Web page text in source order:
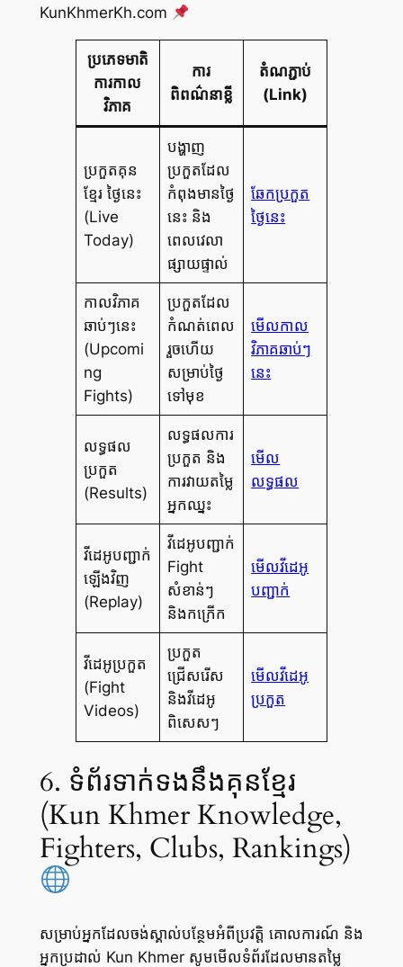
KunKhmerKh.com
ប្រភេទមាតិ
ការកាល
វិភាគ
ការ
ពិពណ៌នា​ខ្លី
តំណភ្ជាប់
(Link)
ប្រកួតគុន
ខ្មែរ ថ្ងៃនេះ
(Live
Today)
បង្ហាញ
ប្រកួតដែល
កំពុងមានថ្ងៃ
នេះ និង
ពេលវេលា
ផ្សាយផ្ទាល់
ឆែកប្រកួត
ថ្ងៃនេះ
កាលវិភាគ
ឆាប់ៗនេះ
(Upcomi
ng
Fights)
ប្រកួតដែល
កំណត់ពេល
រួចហើយ
សម្រាប់ថ្ងៃ
ទៅមុខ
មើលកាល
វិភាគឆាប់ៗ
នេះ
លទ្ធផល
ប្រកួត
(Results)
លទ្ធផលការ
ប្រកួត និង
ការវាយតម្លៃ
អ្នកឈ្នះ
មើល
លទ្ធផល
វីដេអូបញ្ជាក់
ឡើងវិញ
(Replay)
វីដេអូបញ្ជាក់
Fight
សំខាន់ៗ
និងកក្រើក
មើលវីដេអូ
បញ្ជាក់
វីដេអូប្រកួត
(Fight
Videos)
ប្រកួត
ជ្រើសរើស
និងវីដេអូ
ពិសេសៗ
មើលវីដេអូ
ប្រកួត
6. ទំព័រទាក់ទងនឹងគុនខ្មែរ
(Kun Khmer Knowledge,
Fighters, Clubs, Rankings)
សម្រាប់អ្នកដែលចង់ស្គាល់បន្ថែមអំពីប្រវត្តិ គោលការណ៍ និង
អ្នកប្រដាល់ Kun Khmer សូមមើលទំព័រដែលមានតម្លៃ